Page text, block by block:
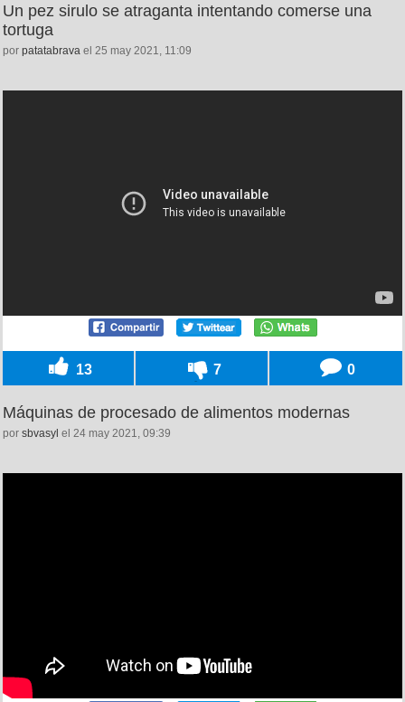
Un pez sirulo se atraganta intentando comerse una
tortuga
por patatabrava el 25 may 2021, 11:09
13 7 0
Máquinas de procesado de alimentos modernas
por sbvasyl el 24 may 2021, 09:39